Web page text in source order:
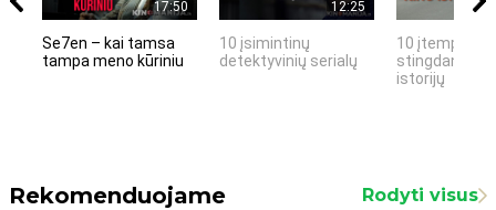
17:50
Se7en – kai tamsa
tampa meno kūriniu
12:25
10 įsimintinų
detektyvinių serialų
10 įtemptų,
stingdančių
istorijų
Rekomenduojame Rodyti visus